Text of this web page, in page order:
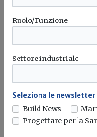
Start-up,
ammontare del
Ruolo/Funzione
Settore industriale
Seleziona le
Build News
Progettare per la